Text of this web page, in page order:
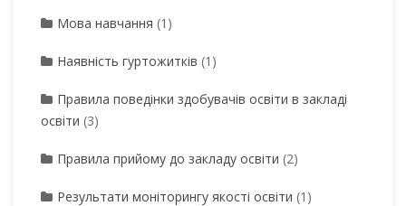
Мова навчання (1)
Наявність гуртожитків (1)
Правила поведінки здобувачів освіти в закладі
освіти (3)
Правила прийому до закладу освіти (2)
Результати моніторингу якості освіти (1)